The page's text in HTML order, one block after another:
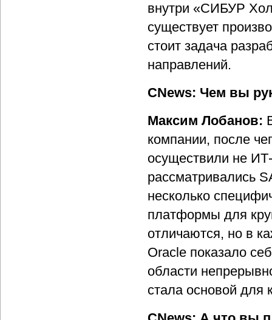
внутри «СИБУР
существует
стоит задача
направлений.
CNews: Чем вы
Максим Лобанов:
компании, после
осуществили не
рассматривались
несколько
платформы для
отличаются, но в
Oracle показало
области
стала основой